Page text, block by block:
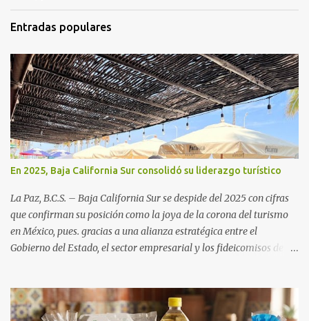
Entradas populares
En 2025, Baja California Sur consolidó su liderazgo turístico
La Paz, B.C.S. – Baja California Sur se despide del 2025 con cifras
que confirman su posición como la joya de la corona del turismo
en México, pues. gracias a una alianza estratégica entre el
Gobierno del Estado, el sector empresarial y los fideicomisos de
una derrama económica sin precedentes. Las proyecciones para
este periodo vacacional son optimistas, con un promedio estatal